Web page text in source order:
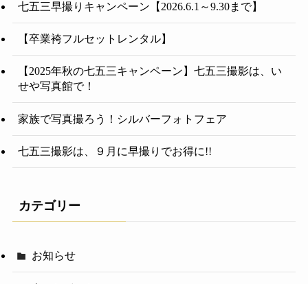
七五三早撮りキャンペーン【2026.6.1～9.30まで】
【卒業袴フルセットレンタル】
【2025年秋の七五三キャンペーン】七五三撮影は、い
せや写真館で！
家族で写真撮ろう！シルバーフォトフェア
七五三撮影は、９月に早撮りでお得に!!
カテゴリー
お知らせ